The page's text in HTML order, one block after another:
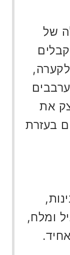
של
את
בעזרת
ומלח,